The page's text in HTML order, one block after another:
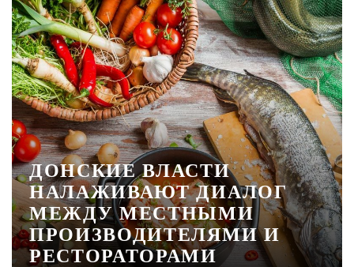
ВОПРОС НЕДЕЛИ
ПРЕМЬЕРА
ТАМ И ТУТ
СТИЛЬ ЖИЗНИ
ХАЙП
ЧЕЛОВЕК ОСОБЕННЫЙ
КУЛЬТ ЕДЫ
АФИША
ЖУРНАЛ
ДОНСКИЕ ВЛАСТИ
НАЛАЖИВАЮТ ДИАЛОГ
МЕЖДУ МЕСТНЫМИ
ПРОИЗВОДИТЕЛЯМИ И
РЕСТОРАТОРАМИ